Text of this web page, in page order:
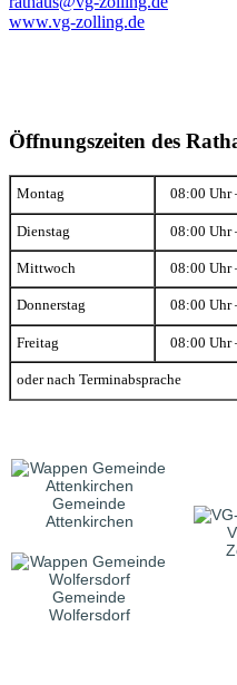
www.vg-zolling.de
Öffnungszeiten des
Montag 08:00 Uhr
Dienstag 08:00 Uhr
Mittwoch 08:00 Uhr
Donnerstag 08:00 Uhr
Freitag 08:00 Uhr
oder nach Terminabsprache
Gemeinde
Attenkirchen
Gemeinde
Wolfersdorf